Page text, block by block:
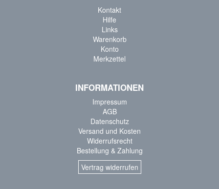
Kontakt
Hilfe
Links
Warenkorb
Konto
Merkzettel
INFORMATIONEN
Impressum
AGB
Datenschutz
Versand und Kosten
Widerrufsrecht
Bestellung & Zahlung
Vertrag widerrufen